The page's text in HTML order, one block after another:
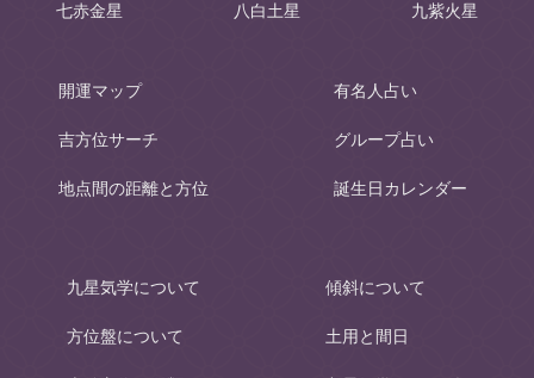
七赤金星 八白土星 九紫火星
開運マップ
吉方位サーチ
地点間の距離と方位
有名人占い
グループ占い
誕生日カレンダー
九星気学について
方位盤について
傾斜について
土用と間日